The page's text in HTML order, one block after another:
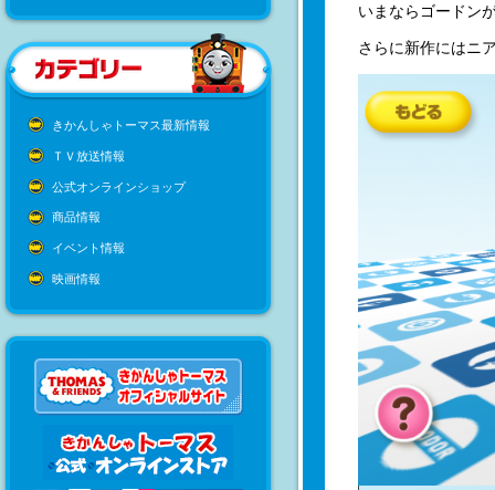
きかんしゃトーマス最新情報
ＴＶ放送情報
公式オンラインショップ
商品情報
イベント情報
映画情報
いまならゴードン
さらに新作にはニ